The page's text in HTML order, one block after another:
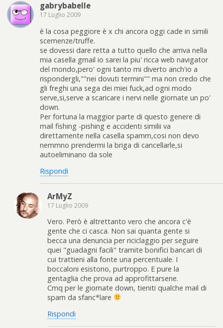
gabrybabelle
17 Luglio 2009
è la cosa peggiore è x chi ancora oggi cade in simili
scemenze/truffe.
se dovessi dare retta a tutto quello che arriva nella
mia casella gmail io sarei la piu' ricca web navigator
del mondo,pero' ogni tanto mi diverto anch'io a
rispondergli,""nei dovuti termini"" ma non credo che
gli freghi una sega dei miei fuck,ad ogni modo
serve,si,serve a scaricare i nervi nelle giornate un po'
down.
Per fortuna la maggior parte di questo genere di
mail fishing -pishing e accidenti similii va
direttamente nella casella spamm,cosi non devo
nemmno prendermi la briga di cancellarle,si
autoeliminano da sole
Rispondi
ArMyZ
17 Luglio 2009
Vero. Però è altrettanto vero che ancora c'è
gente che ci casca. Non sai quanta gente si
becca una denuncia per riciclaggio per seguire
quei "guadagni facili" tramite bonifici bancari di
cui trattieni alla fonte una percentuale. I
boccaloni esistono, purtroppo. E pure la
gentaglia che prova ad approfittarsene.
Cmq per le giornate down, tieniti qualche mail di
spam da sfanc*lare
Rispondi